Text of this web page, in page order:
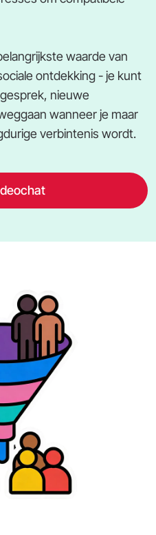
waarde van
ontdekking - je kunt
nieuwe
wanneer je maar
verbintenis wordt.